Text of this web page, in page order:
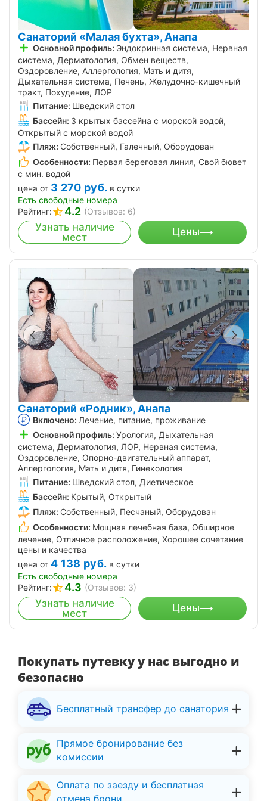
Санаторий «Малая бухта», Анапа
Основной профиль: Эндокринная система, Нервная
система, Дерматология, Обмен веществ,
Оздоровление, Аллергология, Мать и дитя,
Дыхательная система, Печень, Желудочно-кишечный
тракт, Похудение, ЛОР
Питание: Шведский стол
Бассейн: 3 крытых бассейна с морской водой,
Открытый с морской водой
Пляж: Собственный, Галечный, Оборудован
Особенности: Первая береговая линия, Свой бювет
с мин. водой
цена от 3 270 руб. в сутки
Есть свободные номера
Рейтинг:
4.2 (Отзывов: 6)
Узнать наличие
мест
Цены
Санаторий «Родник», Анапа
Включено: Лечение, питание, проживание
Основной профиль: Урология, Дыхательная
система, Дерматология, ЛОР, Нервная система,
Оздоровление, Опорно-двигательный аппарат,
Аллергология, Мать и дитя, Гинекология
Питание: Шведский стол, Диетическое
Бассейн: Крытый, Открытый
Пляж: Собственный, Песчаный, Оборудован
Особенности: Мощная лечебная база, Обширное
лечение, Отличное расположение, Хорошее сочетание
цены и качества
цена от 4 138 руб. в сутки
Есть свободные номера
Рейтинг:
4.3 (Отзывов: 3)
Узнать наличие
мест
Цены
Покупать путевку у нас выгодно и
безопасно
Бесплатный трансфер до санатория
Прямое бронирование без
комиссии
Оплата по заезду и бесплатная